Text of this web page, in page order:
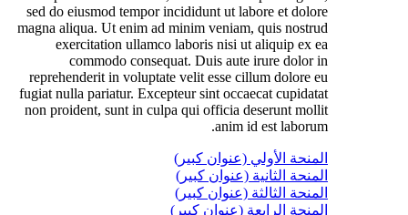
sed do eiusmod tempor incididunt ut labore et dolore
magna aliqua. Ut enim ad minim veniam, quis nostrud
exercitation ullamco laboris nisi ut aliquip ex ea
commodo consequat. Duis aute irure dolor in
reprehenderit in voluptate velit esse cillum dolore eu
fugiat nulla pariatur. Excepteur sint occaecat cupidatat
non proident, sunt in culpa qui officia deserunt mollit
anim id est laborum.
المنحة الأولي (عنوان كبير)
المنحة الثانية (عنوان كبير)
المنحة الثالثة (عنوان كبير)
المنحة الرابعة (عنوان كبير)